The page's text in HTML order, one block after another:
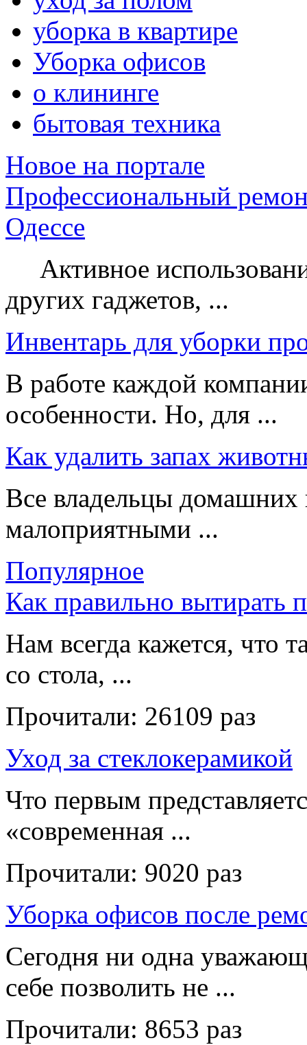
уборка в квартире
Уборка офисов
о клининге
бытовая техника
Новое на портале
Профессиональный
Одессе
Активное
других гаджетов, ...
Инвентарь для уборки
В работе каждой
особенности. Но, для ...
Как удалить запах
Все владельцы домашних
малоприятными ...
Популярное
Как правильно вытирать
Нам всегда кажется, что
со стола, ...
Прочитали: 26109 раз
Уход за стеклокерамикой
Что первым
«современная ...
Прочитали: 9020 раз
Уборка офисов после
Сегодня ни одна
себе позволить не ...
Прочитали: 8653 раз